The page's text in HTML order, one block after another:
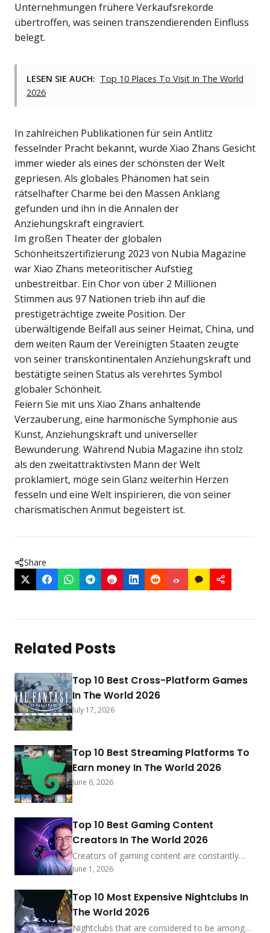
Unternehmungen frühere Verkaufsrekorde
übertroffen, was seinen transzendierenden Einfluss
belegt.
LESEN SIE AUCH: Top 10 Places To Visit In The World
2026
In zahlreichen Publikationen für sein Antlitz
fesselnder Pracht bekannt, wurde Xiao Zhans Gesicht
immer wieder als eines der schönsten der Welt
gepriesen. Als globales Phänomen hat sein
rätselhafter Charme bei den Massen Anklang
gefunden und ihn in die Annalen der
Anziehungskraft eingraviert.
Im großen Theater der globalen
Schönheitszertifizierung 2023 von Nubia Magazine
war Xiao Zhans meteoritischer Aufstieg
unbestreitbar. Ein Chor von über 2 Millionen
Stimmen aus 97 Nationen trieb ihn auf die
prestigeträchtige zweite Position. Der
überwältigende Beifall aus seiner Heimat, China, und
dem weiten Raum der Vereinigten Staaten zeugte
von seiner transkontinentalen Anziehungskraft und
bestätigte seinen Status als verehrtes Symbol
globaler Schönheit.
Feiern Sie mit uns Xiao Zhans anhaltende
Verzauberung, eine harmonische Symphonie aus
Kunst, Anziehungskraft und universeller
Bewunderung. Während Nubia Magazine ihn stolz
als den zweitattraktivsten Mann der Welt
proklamiert, möge sein Glanz weiterhin Herzen
fesseln und eine Welt inspirieren, die von seiner
charismatischen Anmut begeistert ist.
Share
Related Posts
Top 10 Best Cross-Platform Games
In The World 2026
July 17, 2026
Top 10 Best Streaming Platforms To
Earn money In The World 2026
June 6, 2026
Top 10 Best Gaming Content
Creators In The World 2026
Creators of gaming content are constantly
coming up with new ideas in order to attract
world of gaming content creation is continuing
to advance at a rapid pace. The landscape is
being dominated by a combination of
seasoned veterans and rising stars as we
June 1, 2026
Top 10 Most Expensive Nightclubs In
The World 2026
Nightclubs that are considered to be among